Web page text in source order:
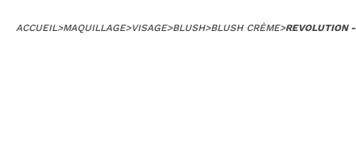
ACCUEIL>MAQUILLAGE>VISAGE>BLUSH>BLUSH CRÈME>REVOLUTION